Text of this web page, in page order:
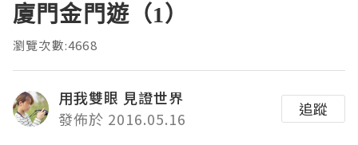
廈門金門遊（1）
瀏覽次數:4668
用我雙眼 見證世界
發佈於 2016.05.16
追蹤